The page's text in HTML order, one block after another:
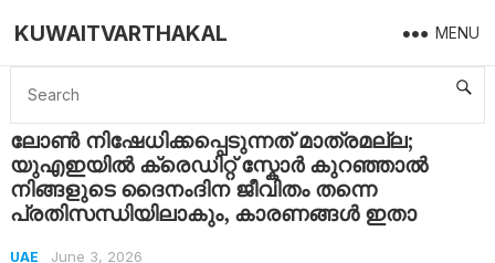
KUWAITVARTHAKAL MENU
Home UAE ലോൺ നിഷേധിക്കപ്പെടുന്നത് മാത്രമല്ല; യുഎഇയിൽ ക്രെഡിറ്റ് സ്കോർ കുറഞ്ഞാൽ നിങ്ങളുടെ ദൈനംദിന ജീവിതം തന്നെ പ്രതിസന്ധിയിലാകും, കാരണങ്ങൾ ഇതാ
ലോൺ നിഷേധിക്കപ്പെടുന്നത് മാത്രമല്ല;
യുഎഇയിൽ ക്രെഡിറ്റ് സ്കോർ കുറഞ്ഞാൽ
നിങ്ങളുടെ ദൈനംദിന ജീവിതം തന്നെ
പ്രതിസന്ധിയിലാകും, കാരണങ്ങൾ ഇതാ
UAE June 3, 2026